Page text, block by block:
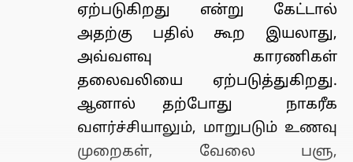
ஏற்படுகிறது என்று கேட்டால்
அதற்கு பதில் கூற இயலாது,
அவ்வளவு காரணிகள்
தலைவலியை ஏற்படுத்துகிறது.
ஆனால் தற்போது நாகரீக
வளர்ச்சியாலும், மாறுபடும் உணவு
முறைகள், வேலை பளு,